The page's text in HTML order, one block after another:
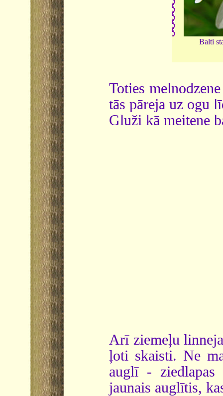
Balti
Toties
tās pāreja uz ogu
Gluži kā meitene
Arī ziemeļu
ļoti skaisti. Ne
auglī - ziedlapas
jaunais auglītis,